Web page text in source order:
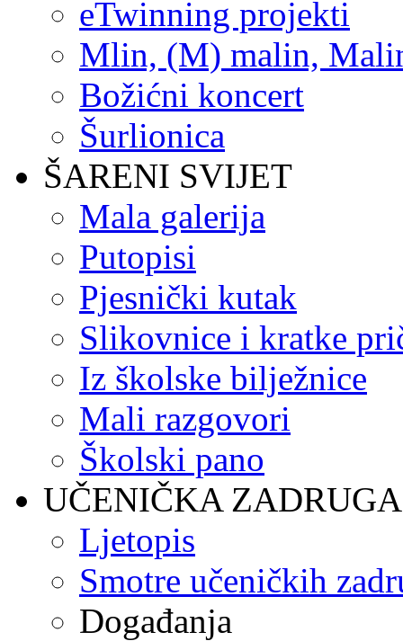
eTwinning projekti
Mlin, (M) malin,
Božićni koncert
Šurlionica
ŠARENI SVIJET
Mala galerija
Putopisi
Pjesnički kutak
Slikovnice i kratke
Iz školske bilježnice
Mali razgovori
Školski pano
UČENIČKA ZADRUGA
Ljetopis
Smotre učeničkih
Događanja